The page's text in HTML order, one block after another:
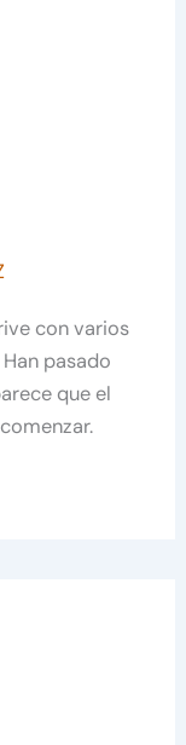
con varios
pasado
que el